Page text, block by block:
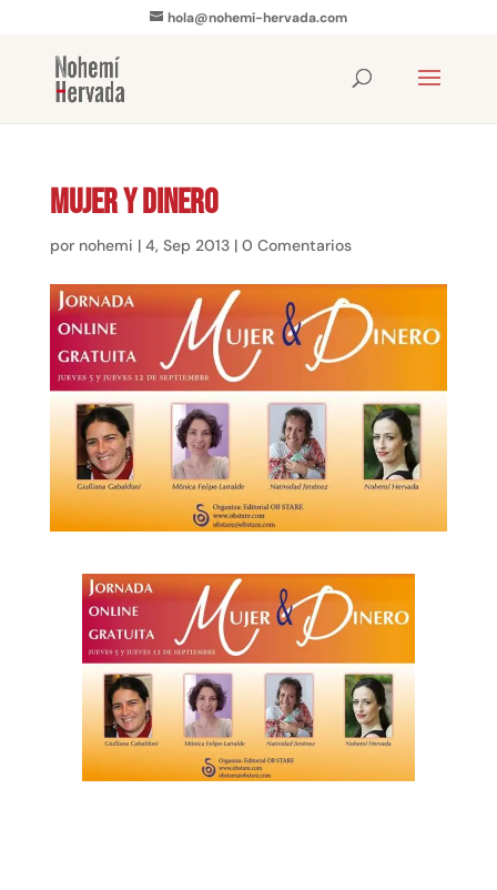
hola@nohemi-hervada.com
Mujer y Dinero
por nohemi | 4, Sep 2013| 0 Comentarios